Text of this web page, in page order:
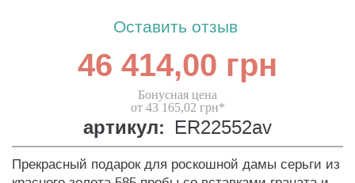
Оставить отзыв
46 414,00 грн
Бонусная цена
от 43 165,02 грн*
артикул: ER22552av
Прекрасный подарок для роскошной дамы серьги из